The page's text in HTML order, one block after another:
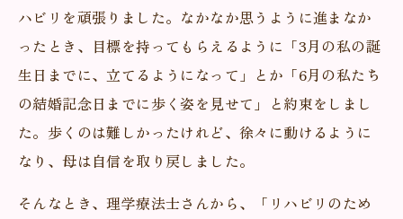
ハビリを頑張りました。なかなか思うように進まなか
ったとき、目標を持ってもらえるように「3月の私の誕
生日までに、立てるようになって」とか「6月の私たち
の結婚記念日までに歩く姿を見せて」と約束をしまし
た。歩くのは難しかったけれど、徐々に動けるように
なり、母は自信を取り戻しました。
そんなとき、理学療法士さんから、「リハビリのため